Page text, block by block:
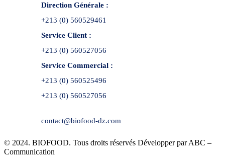
Direction Générale :
+213 (0) 560529461
Service Client :
+213 (0) 560527056
Service Commercial :
+213 (0) 560525496
+213 (0) 560527056
contact@biofood-dz.com
© 2024. BIOFOOD. Tous droits réservés Développer par ABC –
Communication